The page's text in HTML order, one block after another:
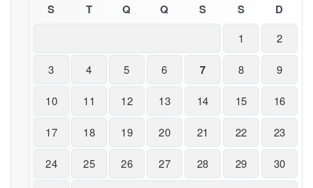
S T Q Q S S D
1 2
3 4 5 6 7 8 9
10 11 12 13 14 15 16
17 18 19 20 21 22 23
24 25 26 27 28 29 30